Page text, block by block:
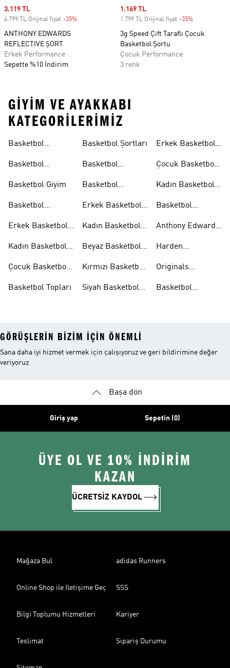
Sale price
3.119 TL
4.799 TL Orijinal fiyat -35%
ANTHONY EDWARDS
REFLECTIVE ŞORT
Erkek Performance
Sepette %10 İndirim
Sale price
1.169 TL
1.799 TL Orijinal fiyat -35%
3g Speed Çift Taraflı Çocuk
Basketbol Şortu
Çocuk Performance
3 renk
GIYIM VE AYAKKABI
KATEGORILERIMIZ
Basketbol
Basketbol
Basketbol Giyim
Basketbol
Erkek Basketbol
Kadın Basketbol
Çocuk Basketbol
Basketbol Topları
Basketbol Şortları
Basketbol
Basketbol
Erkek Basketbol
Kadın Basketbol
Beyaz Basketbol
Kırmızı Basketbol
Siyah Basketbol
Erkek Basketbol
Çocuk Basketbol
Kadın Basketbol
Basketbol
Takımları
Anthony Edwards
Harden
Originals
Ayakkabıları
Basketbol
GÖRÜŞLERIN BIZIM IÇIN ÖNEMLI
Sana daha iyi hizmet vermek için çalışıyoruz ve geri bildirimine değer
veriyoruz
Başa dön
Giriş yap Sepetin (0)
ÜYE OL VE 10% İNDİRİM
KAZAN
ÜCRETSİZ KAYDOL
Mağaza Bul adidas Runners
Online Shop ile İletişime Geç SSS
Bilgi Toplumu Hizmetleri Kariyer
Teslimat Sipariş Durumu